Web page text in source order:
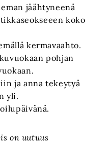
jäähtyneenä
koko
kermavaahto.
pohjan
ja anna tekeytyä
yli.
on uutuus